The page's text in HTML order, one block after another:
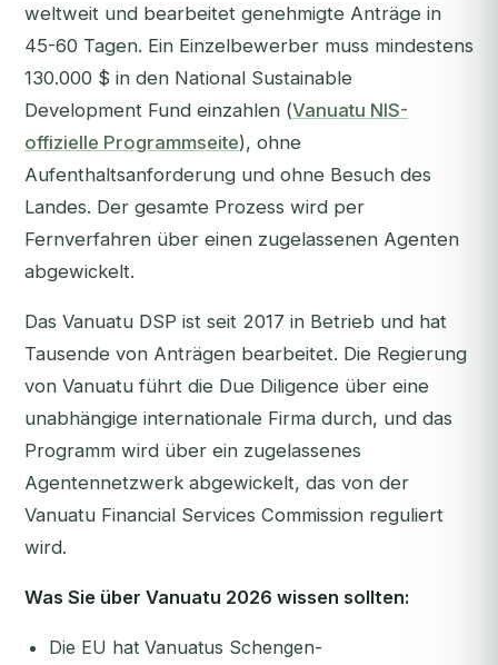
weltweit und bearbeitet genehmigte Anträge in
45-60 Tagen. Ein Einzelbewerber muss mindestens
130.000 $ in den National Sustainable
Development Fund einzahlen (Vanuatu NIS-
offizielle Programmseite), ohne
Aufenthaltsanforderung und ohne Besuch des
Landes. Der gesamte Prozess wird per
Fernverfahren über einen zugelassenen Agenten
abgewickelt.
Das Vanuatu DSP ist seit 2017 in Betrieb und hat
Tausende von Anträgen bearbeitet. Die Regierung
von Vanuatu führt die Due Diligence über eine
unabhängige internationale Firma durch, und das
Programm wird über ein zugelassenes
Agentennetzwerk abgewickelt, das von der
Vanuatu Financial Services Commission reguliert
wird.
Was Sie über Vanuatu 2026 wissen sollten:
Die EU hat Vanuatus Schengen-